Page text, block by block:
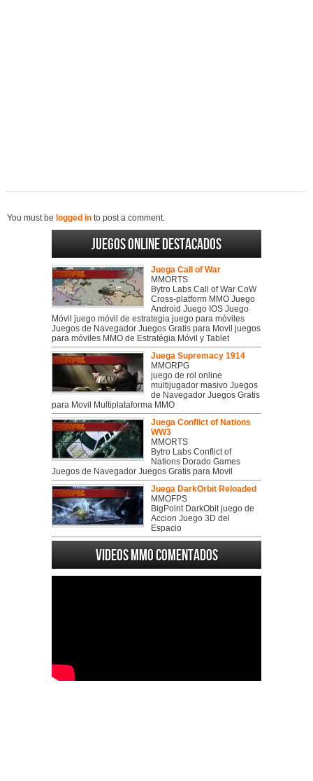
You must be logged in to post a comment.
Juegos online destacados
Juega Call of War
MMORTS
Bytro Labs Call of War CoW
Cross-platform MMO Juego
Android Juego IOS Juego
Móvil juego móvil de estrategia juego para móviles
Juegos de Navegador Juegos Gratis para Movil juegos
para móviles MMO de Estratégia Móvil y Tablet
Juega Supremacy 1914
MMORPG
juego de rol online
multijugador masivo Juegos
de Navegador Juegos Gratis
para Movil Multiplataforma MMO
Juega Conflict of Nations
WW3
MMORTS
Bytro Labs Conflict of
Nations Dorado Games
Juegos de Navegador Juegos Gratis para Movil
Juega DarkOrbit Reloaded
MMOFPS
BigPoint DarkObit juego de
Accion Juego 3D del
Espacio
Videos MMO Comentados